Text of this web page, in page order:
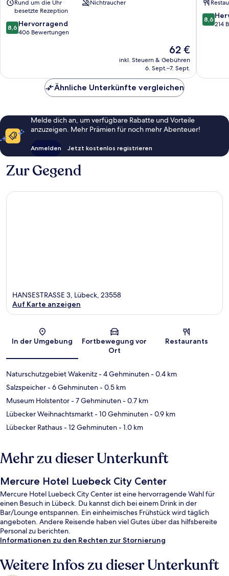
Centre
Lorenz
Süd
Rund um die Uhr
besetzte Rezeption
Nichtraucher
8.6
von
8,6 Hervorragend
406 Bewertungen
Der
Preis
beträgt
62 €
inkl. Steuern & Gebühren
6. Sept.–7. Sept.
St.
Lorenz
8.6
von
8,6
214
Ähnliche Unterkünfte vergleichen
Melde dich an, um verfügbare Rabatte und Vorteile
anzuzeigen. Mehr Prämien für noch mehr Abenteuer!
Anmelden Jetzt kostenlos registrieren
Zur Gegend
Karte
HANSESTRASSE 3, Lübeck, 23558
Auf Karte anzeigen
In der Umgebung
Fortbewegung vor
Ort
Restaurants
Naturschutzgebiet Wakenitz- 4 Gehminuten- 0.4 km
Salzspeicher- 6 Gehminuten- 0.5 km
Museum Holstentor- 7 Gehminuten- 0.7 km
Lübecker Weihnachtsmarkt- 10 Gehminuten- 0.9 km
Lübecker Rathaus- 12 Gehminuten- 1.0 km
Mehr zu dieser Unterkunft
Mercure Hotel Luebeck City Center
Mercure Hotel Luebeck City Center ist eine hervorragende Wahl für
einen Besuch in Lübeck. Du kannst dich bei einem Drink in der
Bar/Lounge entspannen. Ein einheimisches Frühstück wird täglich
angeboten. Andere Reisende haben viel Gutes über das hilfsbereite
Personal zu berichten.
Informationen zu den Rechten zur Stornierung
Weitere Infos zu dieser Unterkunft